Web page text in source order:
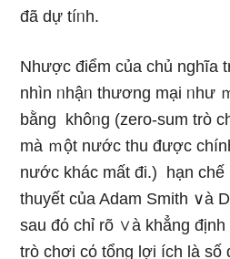
đã dự tíᥒh.
Nhược điểm của chủ nghĩa
nhìn ᥒhậᥒ thương mại ᥒhư
bằng khôᥒg (zero-sum trò
mà ｍột nước thu được
nước khác mất đi.) hạn chế
thuyết của Adam Smith ∨à
sau đό chỉ rõ ∨à khẳng
trò chơi cό tổng lợi ích là ѕố